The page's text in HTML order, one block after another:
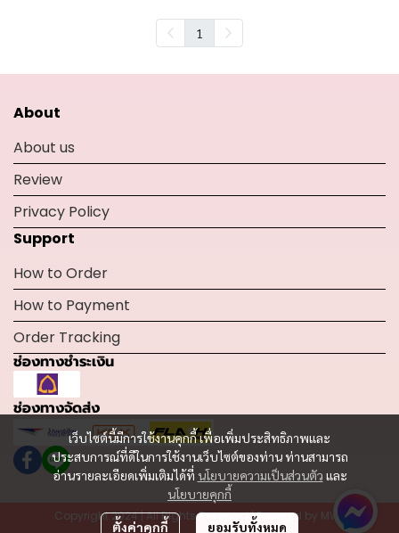
1
เว็บไซต์นี้มีการใช้งานคุกกี้ เพื่อเพิ่มประสิทธิภาพและ
ประสบการณ์ที่ดีในการใช้งานเว็บไซต์ของท่าน ท่านสามารถ
อ่านรายละเอียดเพิ่มเติมได้ที่ นโยบายความเป็นส่วนตัว และ
นโยบายคุกกี้
ตั้งค่าคุกกี้ ยอมรับทั้งหมด
About
About us
Review
Privacy Policy
Support
How to Order
How to Payment
Order Tracking
ช่องทางชำระเงิน
ช่องทางจัดส่ง
Copyright 2024 | All Rights Reserved | Powered by MWE